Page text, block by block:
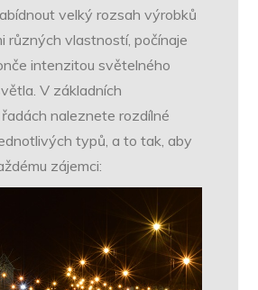
velký rozsah výrobků
různých vlastností, počínaje
intenzitou světelného
V základních
naleznete rozdílné
typů, a to tak, aby
zájemci: